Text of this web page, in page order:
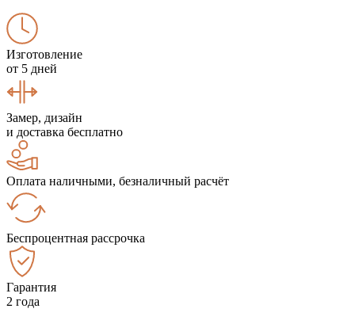
Изготовление
от 5 дней
Замер, дизайн
и доставка бесплатно
Оплата наличными, безналичный расчёт
Беспроцентная рассрочка
Гарантия
2 года